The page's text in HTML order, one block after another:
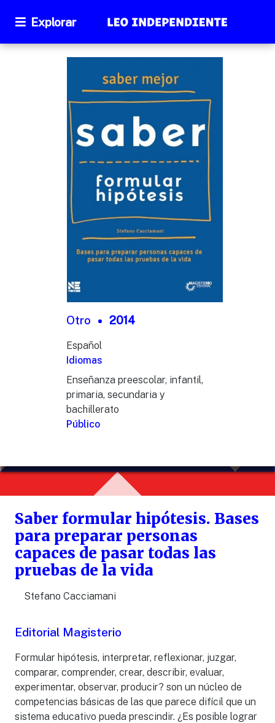
Explorar
Otro 2014
Español
Idiomas
Enseñanza preescolar, infantil,
primaria, secundaria y
bachillerato
Público
Saber formular hipótesis. Bases
para preparar personas
capaces de pasar todas las
pruebas de la vida
Stefano Cacciamani
Editorial Magisterio
Formular hipótesis, interpretar, reflexionar, juzgar,
comparar, comprender, crear, describir, evaluar,
experimentar, observar, producir? son un núcleo de
competencias básicas de las que parece difícil que un
sistema educativo pueda prescindir. ¿Es posible lograr